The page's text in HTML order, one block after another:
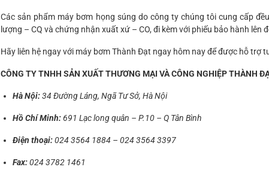
Các sản phẩm máy bơm họng súng do công ty chúng tôi cung cấp
lượng – CQ và chứng nhận xuất xứ – CO, đi kèm với phiếu bảo hành lên
Hãy liên hệ ngay với máy bơm Thành Đạt ngay hôm nay để được hỗ trợ
CÔNG TY TNHH SẢN XUẤT THƯƠNG MẠI VÀ CÔNG NGHIỆP THÀNH
Hà Nội:34 Đường Láng, Ngã Tư Sở, Hà Nội
Hồ Chí Minh:691 Lạc long quân – P.10 – Q Tân Bình
Điện thoại:024 3564 1884 – 024 3564 3397
Fax:024 3782 1461